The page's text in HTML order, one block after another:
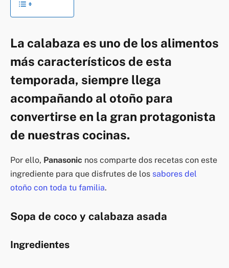
La calabaza es uno de los alimentos
más característicos de esta
temporada, siempre llega
acompañando al otoño para
convertirse en la gran protagonista
de nuestras cocinas.
Por ello, Panasonic nos comparte dos recetas con este
ingrediente para que disfrutes de los sabores del
otoño con toda tu familia.
Sopa de coco y calabaza asada
Ingredientes